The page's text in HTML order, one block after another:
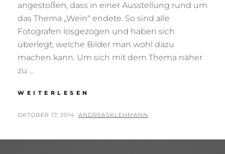
angestoßen, dass in einer Ausstellung rund um
das Thema „Wein“ endete. So sind alle
Fotografen losgezogen und haben sich
überlegt, welche Bilder man wohl dazu
machen kann. Um sich mit dem Thema näher
zu …
WEITERLESEN
POSTED
OKTOBER 17, 2014 BY
ANDREASKLEHMANN